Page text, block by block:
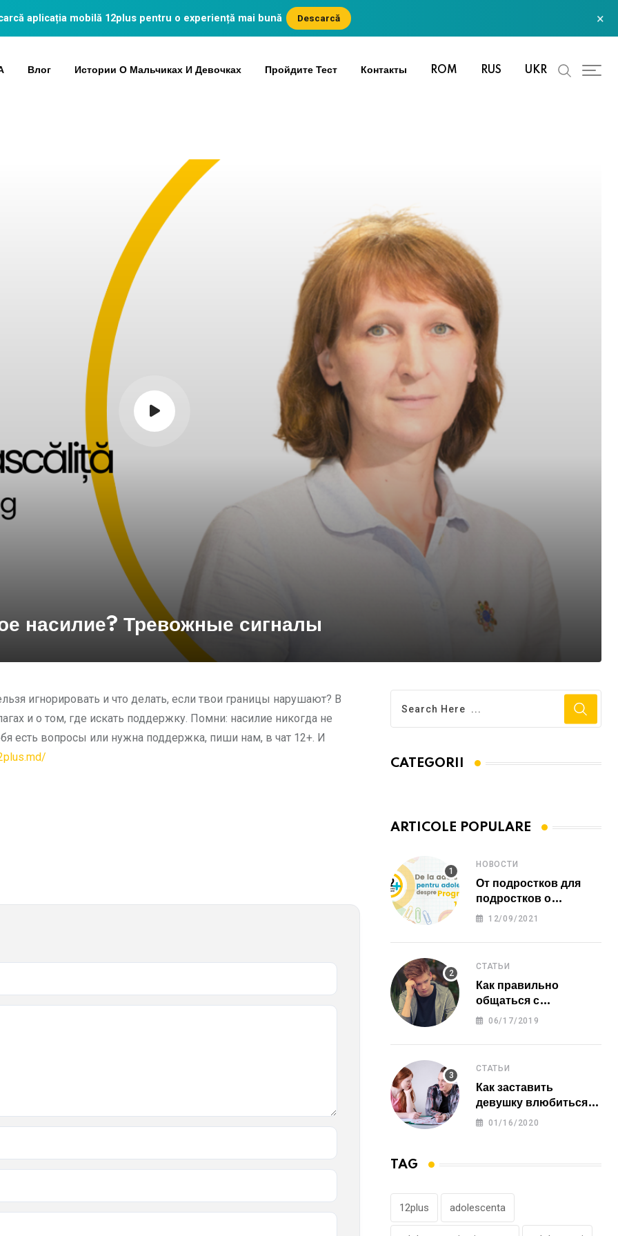
aplicația mobilă 12pluspentru o experiență mai bună Descarcă ×
Влог Истории О Мальчиках И Девочках Пройдите Тест Контакты ROM RUS UKR
насилие? Тревожные сигналы
игнорировать и что делать, если твои границы нарушают? В
и о том, где искать поддержку. Помни: насилие никогда не
есть вопросы или нужна поддержка, пиши нам, в чат 12+. И
CATEGORII
ARTICOLE POPULARE
НОВОСТИ
От подростков для
подростков о
программе 12 ПЛЮС
12/09/2021
СТАТЬИ
Как правильно
общаться с
человеком, который
06/17/2019
СТАТЬИ
Как заставить
девушку влюбиться в
тебя?
01/16/2020
TAG
12plus adolescenta